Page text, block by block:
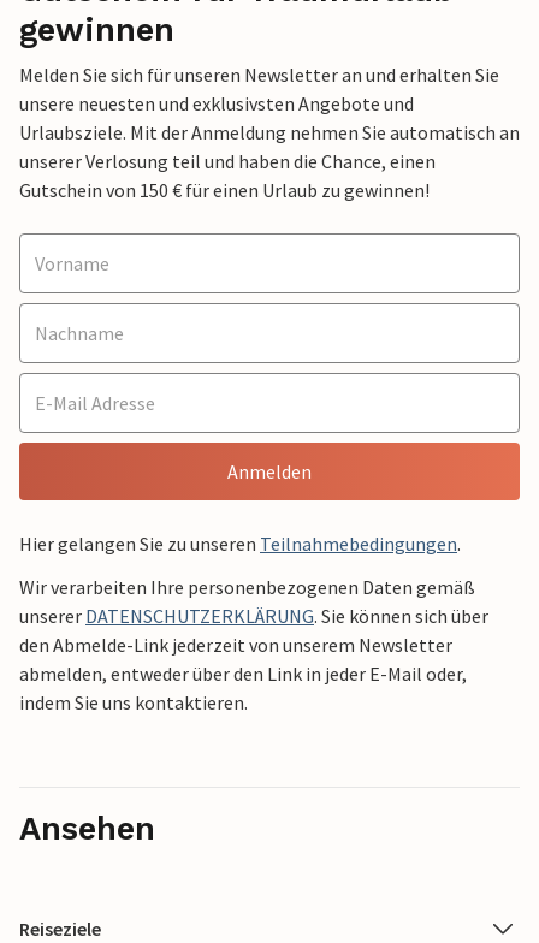
gewinnen
Melden Sie sich für unseren Newsletter an und erhalten Sie
unsere neuesten und exklusivsten Angebote und
Urlaubsziele. Mit der Anmeldung nehmen Sie automatisch an
unserer Verlosung teil und haben die Chance, einen
Gutschein von 150 € für einen Urlaub zu gewinnen!
Anmelden
Hier gelangen Sie zu unseren Teilnahmebedingungen.
Wir verarbeiten Ihre personenbezogenen Daten gemäß
unserer DATENSCHUTZERKLÄRUNG. Sie können sich über
den Abmelde-Link jederzeit von unserem Newsletter
abmelden, entweder über den Link in jeder E-Mail oder,
indem Sie uns kontaktieren.
Ansehen
Reiseziele